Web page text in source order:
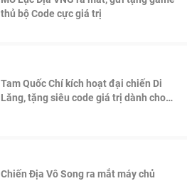
thủ bộ Code cực giá trị
Tam Quốc Chí kích hoạt đại chiến Di
Lăng, tặng siêu code giá trị dành cho
Chiến Địa Vô Song ra mắt máy chủ